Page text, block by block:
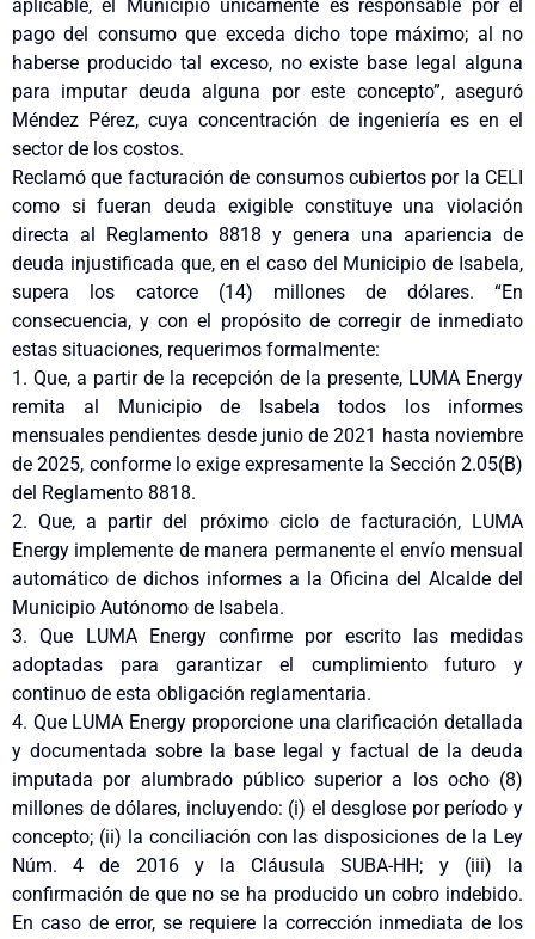
aplicable, el Municipio únicamente es responsable por el
pago del consumo que exceda dicho tope máximo; al no
haberse producido tal exceso, no existe base legal alguna
para imputar deuda alguna por este concepto”, aseguró
Méndez Pérez, cuya concentración de ingeniería es en el
sector de los costos.
Reclamó que facturación de consumos cubiertos por la CELI
como si fueran deuda exigible constituye una violación
directa al Reglamento 8818 y genera una apariencia de
deuda injustificada que, en el caso del Municipio de Isabela,
supera los catorce (14) millones de dólares. “En
consecuencia, y con el propósito de corregir de inmediato
estas situaciones, requerimos formalmente:
1. Que, a partir de la recepción de la presente, LUMA Energy
remita al Municipio de Isabela todos los informes
mensuales pendientes desde junio de 2021 hasta noviembre
de 2025, conforme lo exige expresamente la Sección 2.05(B)
del Reglamento 8818.
2. Que, a partir del próximo ciclo de facturación, LUMA
Energy implemente de manera permanente el envío mensual
automático de dichos informes a la Oficina del Alcalde del
Municipio Autónomo de Isabela.
3. Que LUMA Energy confirme por escrito las medidas
adoptadas para garantizar el cumplimiento futuro y
continuo de esta obligación reglamentaria.
4. Que LUMA Energy proporcione una clarificación detallada
y documentada sobre la base legal y factual de la deuda
imputada por alumbrado público superior a los ocho (8)
millones de dólares, incluyendo: (i) el desglose por período y
concepto; (ii) la conciliación con las disposiciones de la Ley
Núm. 4 de 2016 y la Cláusula SUBA-HH; y (iii) la
confirmación de que no se ha producido un cobro indebido.
En caso de error, se requiere la corrección inmediata de los